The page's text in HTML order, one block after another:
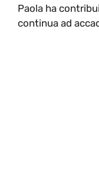
Paola ha
continua ad